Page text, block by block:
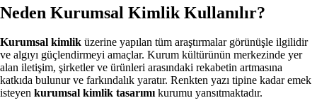
Neden Kurumsal Kimlik Kullanılır?
Kurumsal kimlik üzerine yapılan tüm araştırmalar görünüşle ilgilidir
ve algıyı güçlendirmeyi amaçlar. Kurum kültürünün merkezinde yer
alan iletişim, şirketler ve ürünleri arasındaki rekabetin artmasına
katkıda bulunur ve farkındalık yaratır. Renkten yazı tipine kadar emek
isteyen kurumsal kimlik tasarımıkurumu yansıtmaktadır.